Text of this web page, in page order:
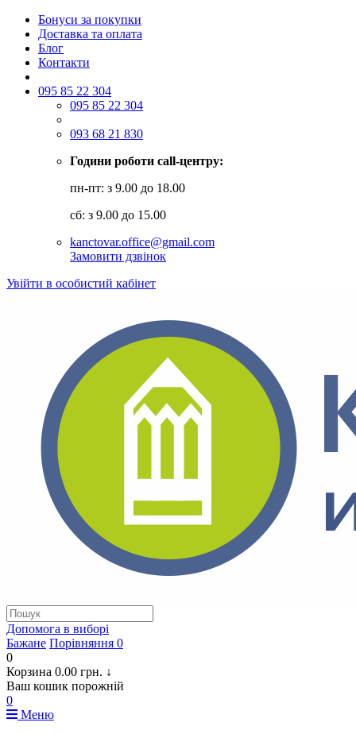
Бонуси за покупки
Доставка та оплата
Блог
Контакти
095 85 22 304
095 85 22 304
093 68 21 830
Години роботи call-центру:
пн-пт: з 9.00 до 18.00
сб: з 9.00 до 15.00
kanctovar.office@gmail.com
Замовити дзвінок
Увійти в особистий кабінет
Допомога в виборi
Бажане Порівняння 0
0
Корзина 0.00 грн. ↓
Ваш кошик порожній
0
Меню